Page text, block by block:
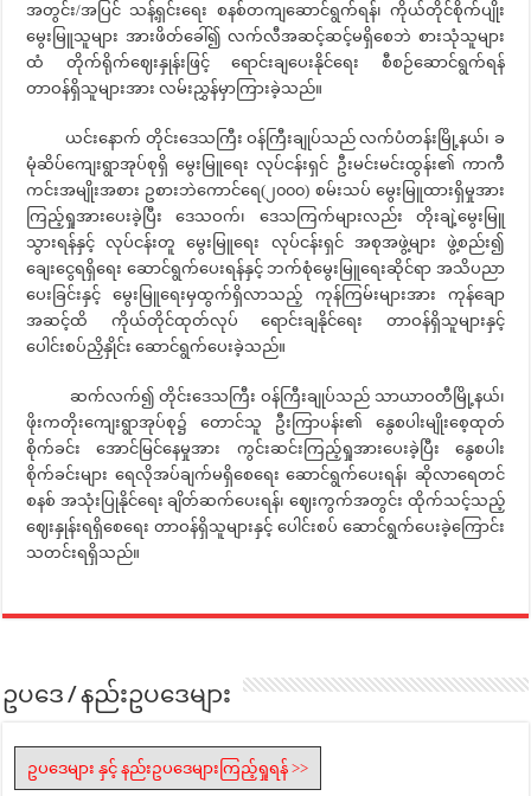
အတွင်း/အပြင် သန့်ရှင်းရေး စနစ်တကျဆောင်ရွက်ရန်၊ ကိုယ်တိုင်စိုက်ပျိုး
မွေးမြူသူများ အားဖိတ်ခေါ်၍ လက်လီအဆင့်ဆင့်မရှိစေဘဲ စားသုံသူများ
ထံ တိုက်ရိုက်ဈေးနှုန်းဖြင့် ရောင်းချပေးနိုင်ရေး စီစဉ်ဆောင်ရွက်ရန်
တာဝန်ရှိသူများအား လမ်းညွှန်မှာကြားခဲ့သည်။
ယင်းနောက် တိုင်းဒေသကြီး ဝန်ကြီးချုပ်သည် လက်ပံတန်းမြို့နယ်၊ ခ
မုံဆိပ်ကျေးရွာအုပ်စုရှိ မွေးမြူရေး လုပ်ငန်းရှင် ဦးမင်းမင်းထွန်း၏ ကာကီ
ကင်းအမျိုးအစား ဥစားဘဲကောင်ရေ(၂၀၀၀) စမ်းသပ် မွေးမြူထားရှိမှုအား
ကြည့်ရှုအားပေးခဲ့ပြီး ဒေသဝက်၊ ဒေသကြက်များလည်း တိုးချဲ့မွေးမြူ
သွားရန်နှင့် လုပ်ငန်းတူ မွေးမြူရေး လုပ်ငန်းရှင် အစုအဖွဲ့များ ဖွဲ့စည်း၍
ချေးငွေရရှိရေး ဆောင်ရွက်ပေးရန်နှင့် ဘက်စုံမွေးမြူရေးဆိုင်ရာ အသိပညာ
ပေးခြင်းနှင့် မွေးမြူရေးမှထွက်ရှိလာသည့် ကုန်ကြမ်းများအား ကုန်ချော
အဆင့်ထိ ကိုယ်တိုင်ထုတ်လုပ် ရောင်းချနိုင်ရေး တာဝန်ရှိသူများနှင့်
ပေါင်းစပ်ညှိနှိုင်း ဆောင်ရွက်ပေးခဲ့သည်။
ဆက်လက်၍ တိုင်းဒေသကြီး ဝန်ကြီးချုပ်သည် သာယာဝတီမြို့နယ်၊
ဖိုးကတိုးကျေးရွာအုပ်စု၌ တောင်သူ ဦးကြာပန်း၏ နွေစပါးမျိုးစေ့ထုတ်
စိုက်ခင်း အောင်မြင်နေမှုအား ကွင်းဆင်းကြည့်ရှုအားပေးခဲ့ပြီး နွေစပါး
စိုက်ခင်းများ ရေလိုအပ်ချက်မရှိစေရေး ဆောင်ရွက်ပေးရန်၊ ဆိုလာရေတင်
စနစ် အသုံးပြုနိုင်ရေး ချိတ်ဆက်ပေးရန်၊ ဈေးကွက်အတွင်း ထိုက်သင့်သည့်
ဈေးနှုန်းရရှိစေရေး တာဝန်ရှိသူများနှင့် ပေါင်းစပ် ဆောင်ရွက်ပေးခဲ့ကြောင်း
သတင်းရရှိသည်။
ဥပဒေ / နည်းဥပဒေများ
ဥပဒေများ နှင့် နည်းဥပဒေများကြည့်ရှုရန် >>